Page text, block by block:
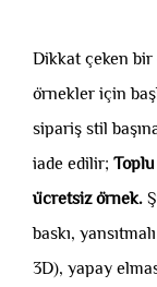
Dikkat çeken bir
örnekler için
sipariş stil
iade edilir;
ücretsiz örnek.
baskı,
3D), yapay